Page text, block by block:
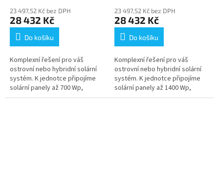
23 497,52 Kč bez DPH
28 432 Kč
Do košíku
Komplexní řešení pro váš
ostrovní nebo hybridní solární
systém. K jednotce připojíme
solární panely až 700 Wp,
připojíme baterii,
23 497,52 Kč bez DPH
28 432 Kč
Do košíku
Komplexní řešení pro váš
ostrovní nebo hybridní solární
systém. K jednotce připojíme
solární panely až 1400 Wp,
baterii, elektrocentrálu nebo